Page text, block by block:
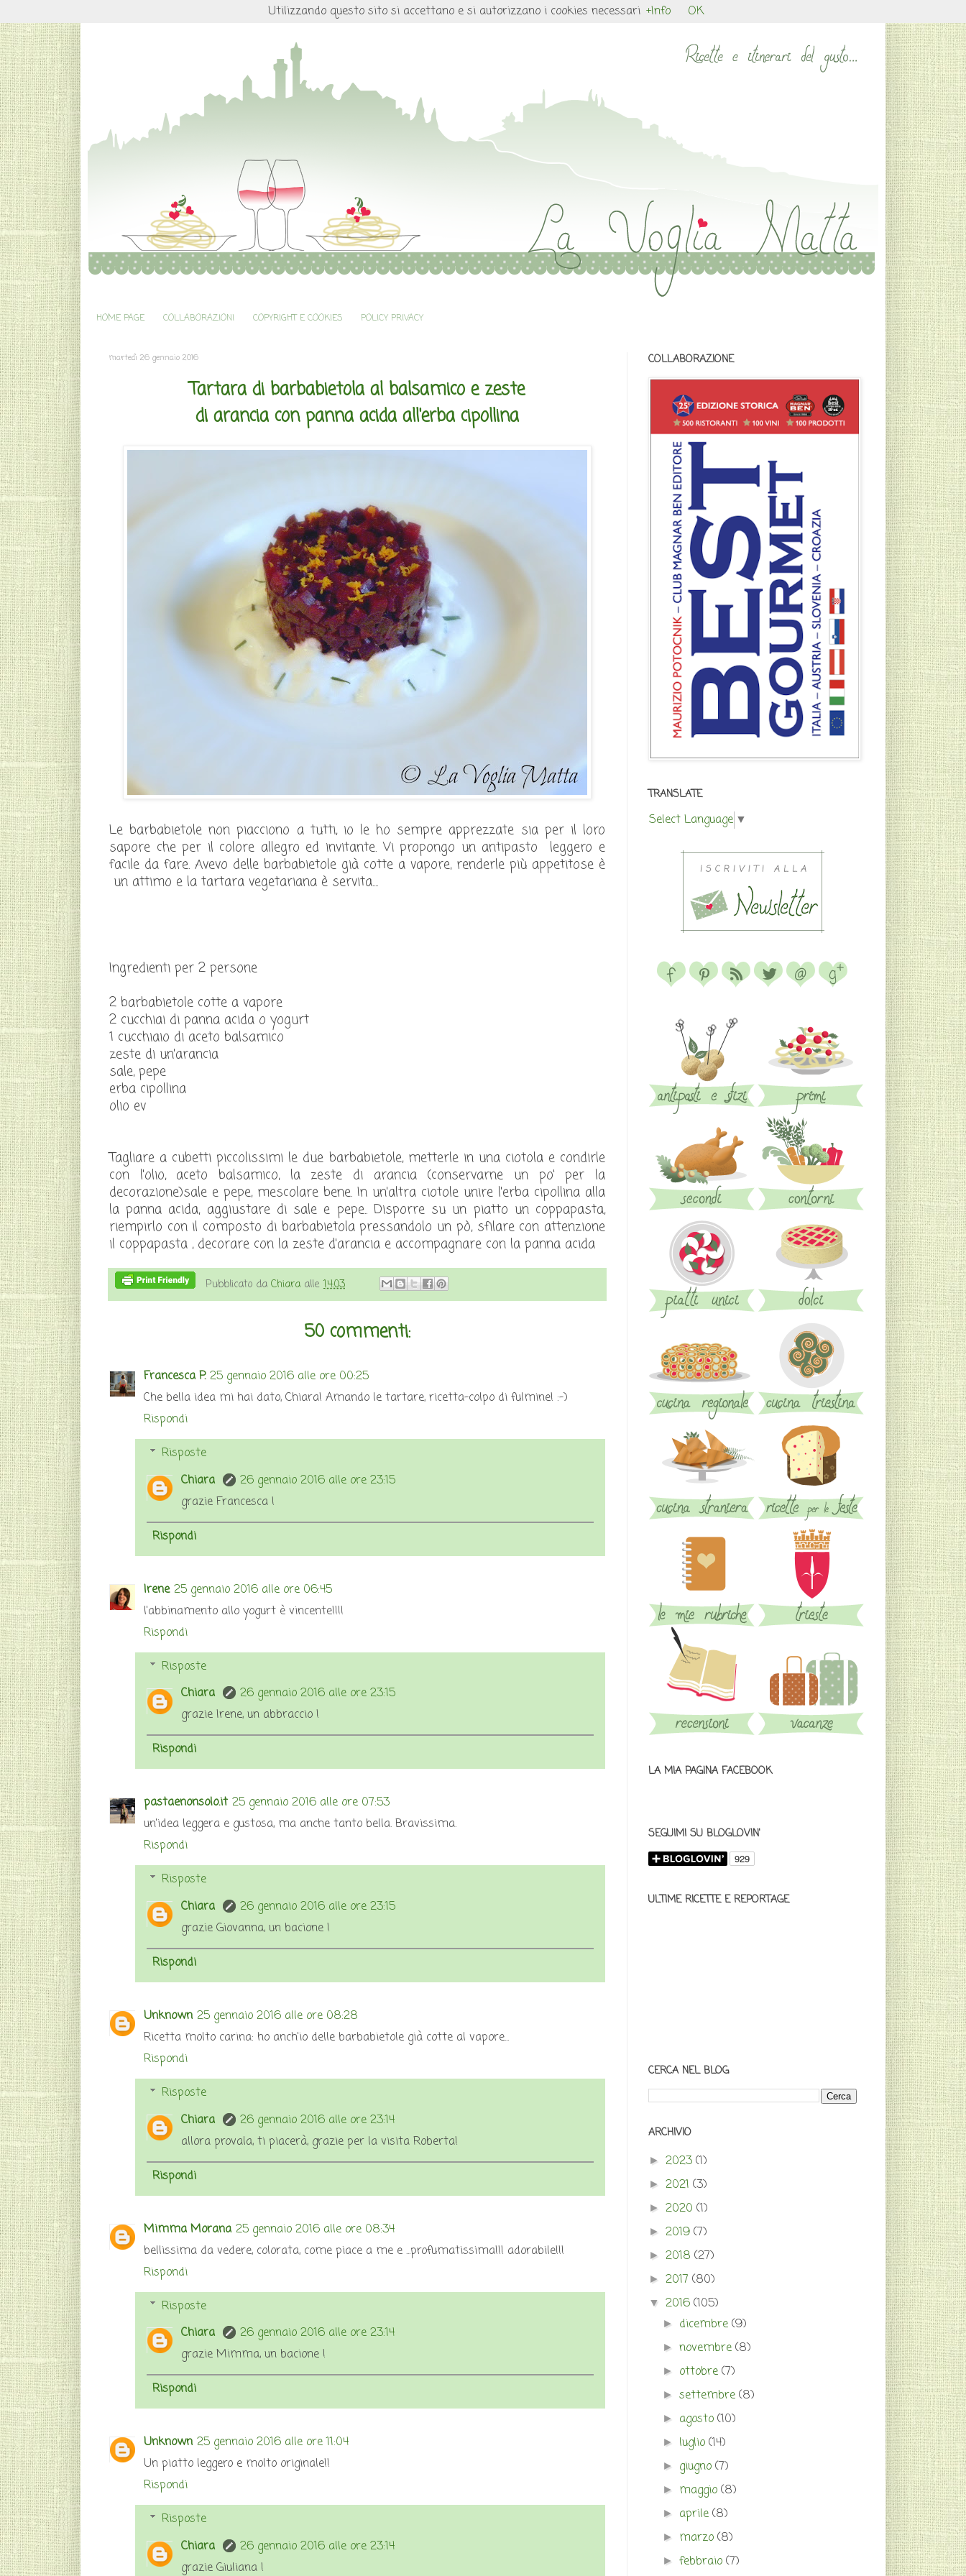
HOME PAGE COLLABORAZIONI COPYRIGHT E COOKIES POLICY PRIVACY
martedì 26 gennaio 2016
Tartara di barbabietola al balsamico e zeste
di arancia con panna acida all'erba cipollina
Le barbabietole non piacciono a tutti, io le ho sempre apprezzate sia per il loro
sapore che per il colore allegro ed invitante. Vi propongo un antipasto leggero e
facile da fare. Avevo delle barbabietole già cotte a vapore, renderle più appetitose è
un attimo e la tartara vegetariana è servita....
Ingredienti per 2 persone
2 barbabietole cotte a vapore
2 cucchiai di panna acida o yogurt
1 cucchiaio di aceto balsamico
zeste di un'arancia
sale, pepe
erba cipollina
olio ev
Tagliare a cubetti piccolissimi le due barbabietole, metterle in una ciotola e condirle
con l'olio, aceto balsamico, la zeste di arancia (conservarne un po' per la
decorazione)sale e pepe, mescolare bene. In un'altra ciotole unire l'erba cipollina alla
la panna acida, aggiustare di sale e pepe.. Disporre su un piatto un coppapasta,
riempirlo con il composto di barbabietola pressandolo un pò, sfilare con attenzione
il coppapasta , decorare con la zeste d'arancia e accompagnare con la panna acida
Pubblicato daChiara alle14:03
50 commenti:
Francesca P. 25 gennaio 2016 alle ore 00:25
Che bella idea mi hai dato, Chiara! Amando le tartare, ricetta-colpo di fulmine! :-)
Rispondi
Risposte
Chiara
26 gennaio 2016 alle ore 23:15
grazie Francesca !
Rispondi
Irene 25 gennaio 2016 alle ore 06:45
l'abbinamento allo yogurt è vincente!!!!
Rispondi
Risposte
Chiara
26 gennaio 2016 alle ore 23:15
grazie Irene, un abbraccio !
Rispondi
pastaenonsolo.it 25 gennaio 2016 alle ore 07:53
un'idea leggera e gustosa, ma anche tanto bella. Bravissima.
Rispondi
Risposte
Chiara
26 gennaio 2016 alle ore 23:15
grazie Giovanna, un bacione !
Rispondi
Unknown 25 gennaio 2016 alle ore 08:28
Ricetta molto carina: ho anch'io delle barbabietole già cotte al vapore...
Rispondi
Risposte
Chiara
26 gennaio 2016 alle ore 23:14
allora provala, ti piacerà, grazie per la visita Roberta!
Rispondi
Mimma Morana 25 gennaio 2016 alle ore 08:34
bellissima da vedere, colorata, come piace a me e ...profumatissima!!! adorabile!!!
Rispondi
Risposte
Chiara
26 gennaio 2016 alle ore 23:14
grazie Mimma, un bacione !
Rispondi
Unknown 25 gennaio 2016 alle ore 11:04
Un piatto leggero e molto originale!!
Rispondi
Risposte
Chiara
26 gennaio 2016 alle ore 23:14
grazie Giuliana !
COLLABORAZIONE
TRANSLATE
Select Language ▼
LA MIA PAGINA FACEBOOK
SEGUIMI SU BLOGLOVIN'
ULTIME RICETTE E REPORTAGE
CERCA NEL BLOG
ARCHIVIO
► 2023 (1)
► 2021 (3)
► 2020 (1)
► 2019 (7)
► 2018 (27)
► 2017 (80)
▼ 2016 (105)
► dicembre(9)
►novembre(8)
► ottobre(7)
►settembre(8)
► agosto(10)
► luglio(14)
► giugno(7)
► maggio(8)
► aprile(8)
► marzo(8)
►febbraio(7)
Utilizzando questo sito si accettano e si autorizzano i cookies necessari +Info OK